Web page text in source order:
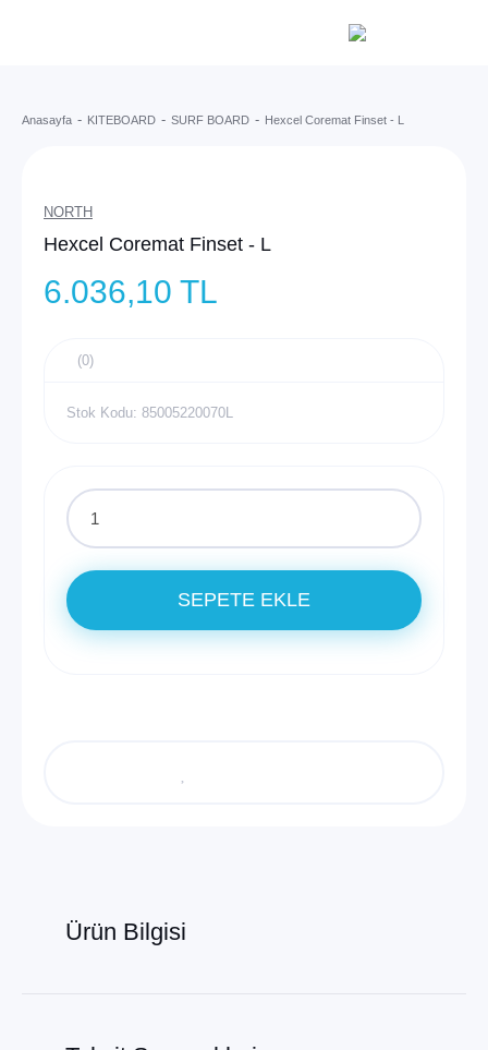
Anasayfa KITEBOARD SURF BOARD Hexcel Coremat Finset - L
NORTH
Hexcel Coremat Finset - L
6.036,10 TL
(0)
Stok Kodu: 85005220070L
SEPETE EKLE
Ürün Bilgisi